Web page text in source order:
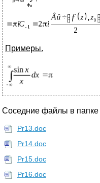
Примеры.
Соседние файлы в папке
Pr13.doc
Pr14.doc
Pr15.doc
Pr16.doc